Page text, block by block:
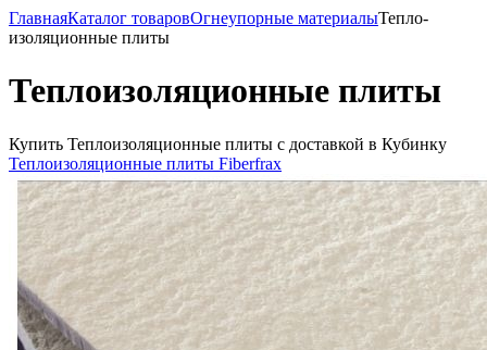
ГлавнаяКаталог товаровОгнеупорные материалыТепло­
изоляционные плиты
Тепло­изоляционные плиты
Купить Тепло­изоляционные плиты с доставкой в Кубинку
Теплоизоляционные плиты Fiberfrax